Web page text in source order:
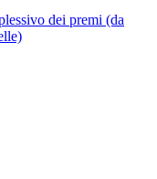
dei premi (da